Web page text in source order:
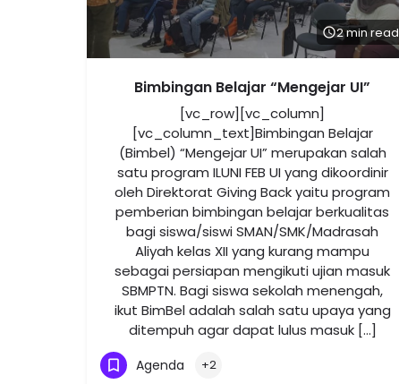
2 min read
Bimbingan Belajar “Mengejar UI”
[vc_row][vc_column]
[vc_column_text]Bimbingan Belajar
(Bimbel) “Mengejar UI” merupakan salah
satu program ILUNI FEB UI yang dikoordinir
oleh Direktorat Giving Back yaitu program
pemberian bimbingan belajar berkualitas
bagi siswa/siswi SMAN/SMK/Madrasah
Aliyah kelas XII yang kurang mampu
sebagai persiapan mengikuti ujian masuk
SBMPTN. Bagi siswa sekolah menengah,
ikut BimBel adalah salah satu upaya yang
ditempuh agar dapat lulus masuk […]
Agenda +2